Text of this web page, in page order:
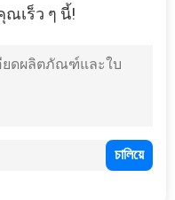
วาม
ณเร็ว ๆ นี้!